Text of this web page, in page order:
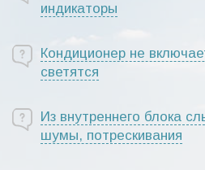
индикаторы
Кондиционер не
светятся
Из внутреннего блока
шумы, потрескивания